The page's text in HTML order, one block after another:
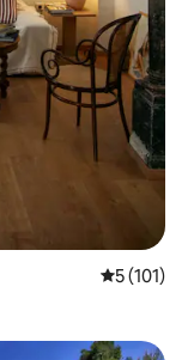
5 (101)